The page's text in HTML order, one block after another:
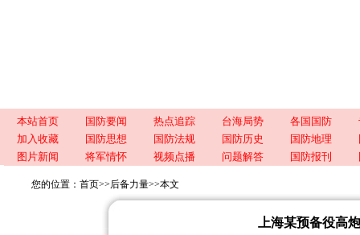
本站首页 国防要闻 热点追踪 台海局势 各国国防
加入收藏
国防思想 国防法规 国防历史 国防地理
图片新闻
将军情怀 视频点播 问题解答 国防报刊
您的位置： 首页>>后备力量>>本文
上海某预备役高